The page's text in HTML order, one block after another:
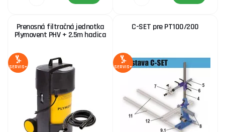
Chladiace jednotky
Prenosná filtračná jednotka
Plymovent PHV + 2.5m hadica
SERVIS+
C-SET pre PT100/200
SERVIS+